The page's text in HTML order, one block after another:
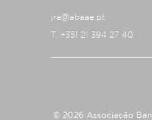
jra@abaae.pt
T. +351 21 394 27 40
© 2026 Associação